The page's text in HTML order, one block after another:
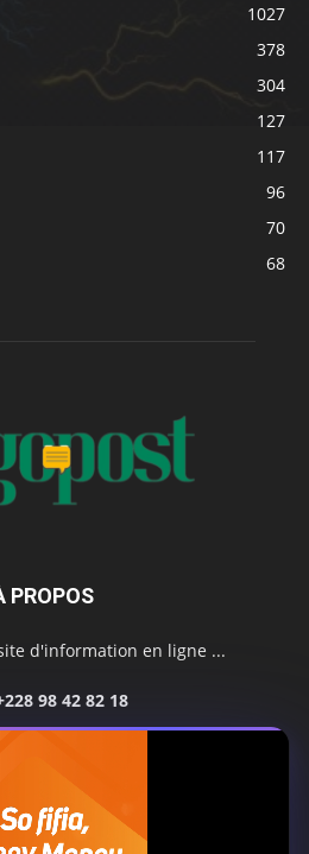
1027
378
304
127
117
96
70
68
PROPOS
d'information en ligne ...
98 42 82 18
NOUS